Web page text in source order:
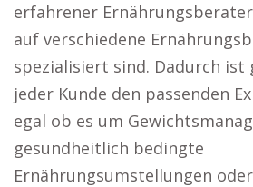
erfahrener
auf verschiedene
spezialisiert sind. Dadurch ist
jeder Kunde den passenden
egal ob es um
gesundheitlich bedingte
Ernährungsumstellungen